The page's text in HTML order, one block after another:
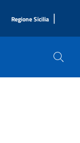
Regione Sicilia |